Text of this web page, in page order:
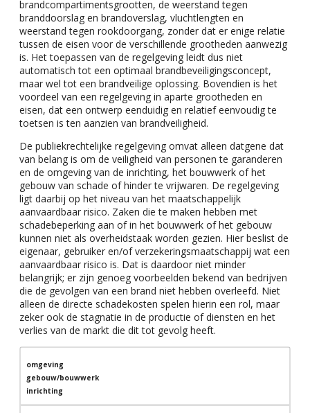
brandcompartimentsgrootten, de weerstand tegen
branddoorslag en brandoverslag, vluchtlengten en
weerstand tegen rookdoorgang, zonder dat er enige relatie
tussen de eisen voor de verschillende grootheden aanwezig
is. Het toepassen van de regelgeving leidt dus niet
automatisch tot een optimaal brandbeveiligingsconcept,
maar wel tot een brandveilige oplossing. Bovendien is het
voordeel van een regelgeving in aparte grootheden en
eisen, dat een ontwerp eenduidig en relatief eenvoudig te
toetsen is ten aanzien van brandveiligheid.
De publiekrechtelijke regelgeving omvat alleen datgene dat
van belang is om de veiligheid van personen te garanderen
en de omgeving van de inrichting, het bouwwerk of het
gebouw van schade of hinder te vrijwaren. De regelgeving
ligt daarbij op het niveau van het maatschappelijk
aanvaardbaar risico. Zaken die te maken hebben met
schadebeperking aan of in het bouwwerk of het gebouw
kunnen niet als overheidstaak worden gezien. Hier beslist de
eigenaar, gebruiker en/of verzekeringsmaatschappij wat een
aanvaardbaar risico is. Dat is daardoor niet minder
belangrijk; er zijn genoeg voorbeelden bekend van bedrijven
die de gevolgen van een brand niet hebben overleefd. Niet
alleen de directe schadekosten spelen hierin een rol, maar
zeker ook de stagnatie in de productie of diensten en het
verlies van de markt die dit tot gevolg heeft.
omgeving
gebouw/bouwwerk
inrichting